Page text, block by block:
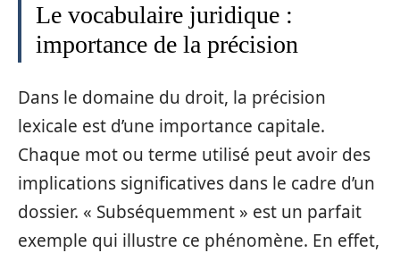
Le vocabulaire juridique :
importance de la précision
Dans le domaine du droit, la précision
lexicale est d’une importance capitale.
Chaque mot ou terme utilisé peut avoir des
implications significatives dans le cadre d’un
dossier. « Subséquemment » est un parfait
exemple qui illustre ce phénomène. En effet,